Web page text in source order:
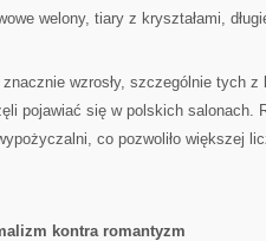
welony, tiary z kryształami,
wzrosły, szczególnie tych z
pojawiać się w polskich salonach.
co pozwoliło większej
kontra romantyzm